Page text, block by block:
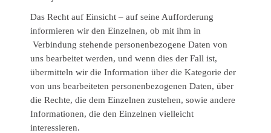
Das Recht auf Einsicht – auf seine Aufforderung
informieren wir den Einzelnen, ob mit ihm in
Verbindung stehende personenbezogene Daten von
uns bearbeitet werden, und wenn dies der Fall ist,
übermitteln wir die Information über die Kategorie der
von uns bearbeiteten personenbezogenen Daten, über
die Rechte, die dem Einzelnen zustehen, sowie andere
Informationen, die den Einzelnen vielleicht
interessieren.